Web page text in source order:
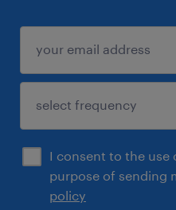
I consent to the
purpose of sending
policy